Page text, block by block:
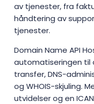
av tjenester, fra
håndtering av
tjenester.
Domain Name API
automatiseringen til
transfer, DNS-
og WHOIS-skjuling.
utvidelser og en